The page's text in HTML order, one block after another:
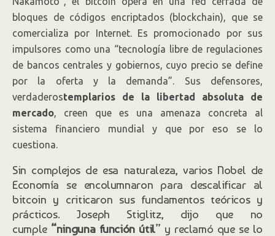
bloques de códigos encriptados (blockchain), que se
comercializa por Internet. Es promocionado por sus
impulsores como una “tecnología libre de regulaciones
de bancos centrales y gobiernos, cuyo precio se define
por la oferta y la demanda”. Sus defensores,
verdaderostemplarios de la libertad absoluta de
mercado, creen que es una amenaza concreta al
sistema financiero mundial y que por eso se lo
cuestiona.
Sin complejos de esa naturaleza, varios Nobel de
Economía se encolumnaron para descalificar al
bitcoin y criticaron sus fundamentos teóricos y
prácticos. Joseph Stiglitz, dijo que no
cumple “ninguna función útil” y reclamó que se lo